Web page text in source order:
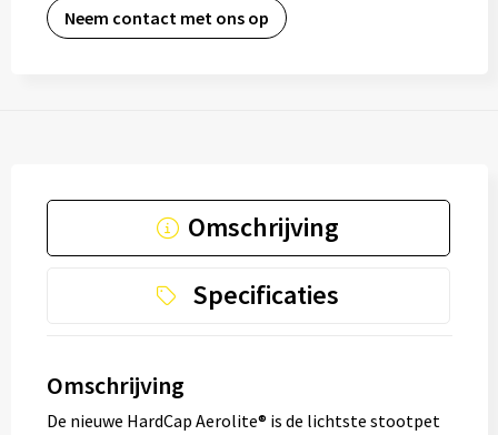
Neem contact met ons op
Omschrijving
Specificaties
Omschrijving
De nieuwe HardCap Aerolite® is de lichtste stootpet